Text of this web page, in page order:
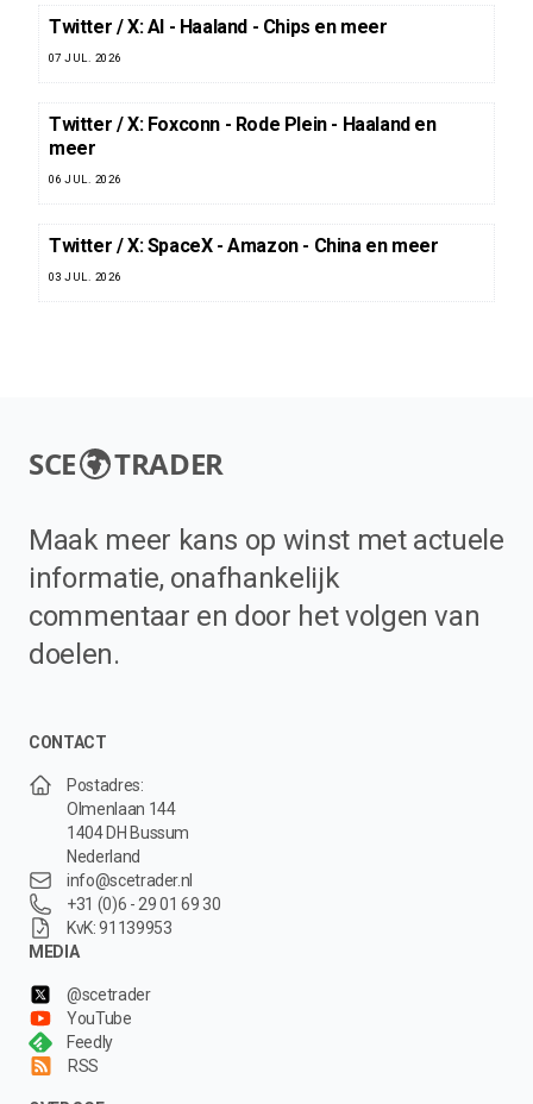
Twitter / X: AI - Haaland - Chips en meer
07 JUL. 2026
Twitter / X: Foxconn - Rode Plein - Haaland en
meer
06 JUL. 2026
Twitter / X: SpaceX - Amazon - China en meer
03 JUL. 2026
SCE TRADER
Maak meer kans op winst met actuele
informatie, onafhankelijk
commentaar en door het volgen van
doelen.
CONTACT
Postadres:
Olmenlaan 144
1404 DH Bussum
Nederland
info@scetrader.nl
+31 (0)6 - 29 01 69 30
KvK: 91139953
MEDIA
@scetrader
YouTube
Feedly
RSS